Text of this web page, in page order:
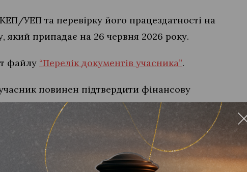
УЕП та перевірку його працездатності на
припадає на 26 червня 2026 року.
файлу “Перелік документів учасника”.
повинен підтвердити фінансову
проект договору
, звертаючи увагу на терміни оплати